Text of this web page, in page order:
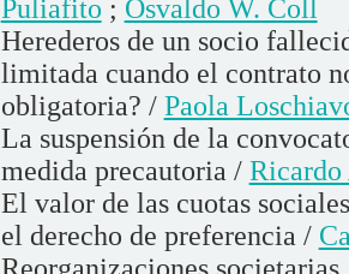
Puliafito ; Osvaldo W. Coll
Herederos de un socio
limitada cuando el contrato
obligatoria? / Paola
La suspensión de la
medida precautoria / Ricardo
El valor de las cuotas
el derecho de preferencia /